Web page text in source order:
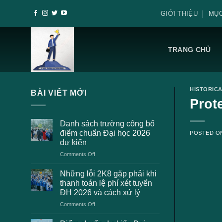
GIỚI THIỆU
TRANG CHỦ
BÀI VIẾT MỚI
Danh sách trường công bố
điểm chuẩn Đại học 2026
dự kiến
Comments Offon
sách
trường
công
bố
điểm
Đại
Những lỗi 2K8 gặp phải khi
thanh toán lệ phí xét tuyển
ĐH 2026 và cách xử lý
Comments Offon
lỗi
POSTED